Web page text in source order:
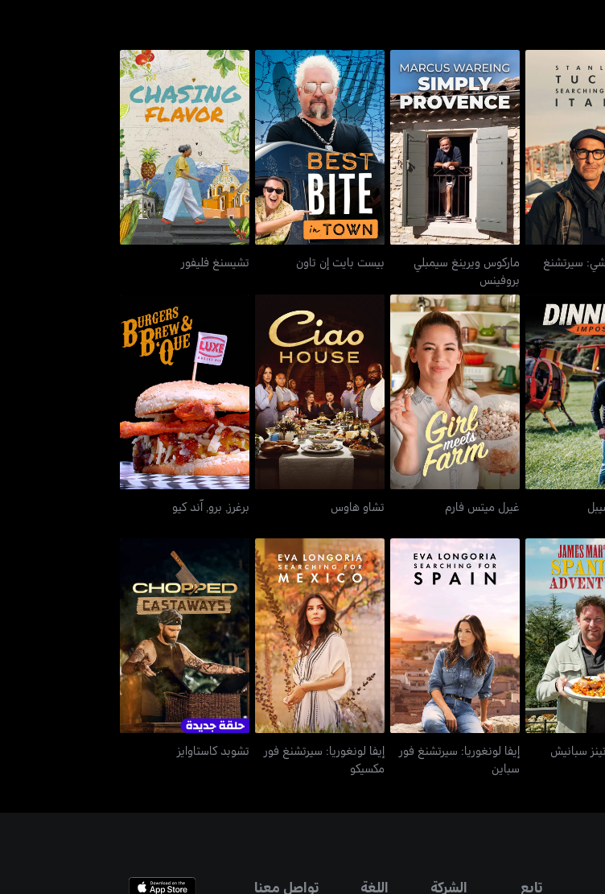
سيرتشنغ
إيتالي
سيرتشنغ
ماركوس ويرينغ سيمبلي
بروفينس
ماركوس ويرينغ سيمبلي
بروفينس
بيست بايت إن تاون
بيست بايت إن تاون
تشيسنغ فليفور
تشيسنغ فليفور
إمبوسيبل غيرل ميتس فارم
غيرل ميتس فارم
تشاو هاوس
تشاو هاوس
برغرز, برو, آند كيو
برغرز, برو, آند كيو
سبانيش
سبانيش
إيفا لونغوريا: سيرتشنغ فور
سباين
إيفا لونغوريا: سيرتشنغ فور
سباين
إيفا لونغوريا: سيرتشنغ فور
مكسيكو
إيفا لونغوريا: سيرتشنغ فور
مكسيكو
تشوبد كاستاوايز
تشوبد كاستاوايز
تابع الشركة اللغة تواصل معنا